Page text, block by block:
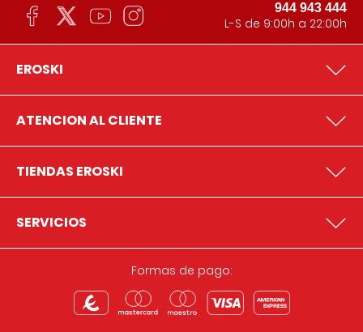
944 943 444
L-S de 9:00h a 22:00h
EROSKI
ATENCION AL CLIENTE
TIENDAS EROSKI
SERVICIOS
Formas de pago: